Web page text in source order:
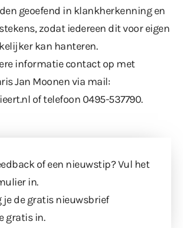
geoefend in klankherkenning en
zodat iedereen dit voor eigen
kan hanteren.
informatie contact op met
Jan Moonen via mail:
of telefoon 0495-537790.
of een nieuwstip? Vul het
in.
je de gratis nieuwsbrief
gratis in.